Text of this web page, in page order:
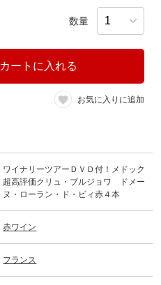
数量
カートに入れる
お気に入りに追加
ワイナリーツアーＤＶＤ付！メドック
超高評価クリュ・ブルジョワ ドメー
ヌ・ローラン・ド・ビィ赤４本
赤ワイン
フランス